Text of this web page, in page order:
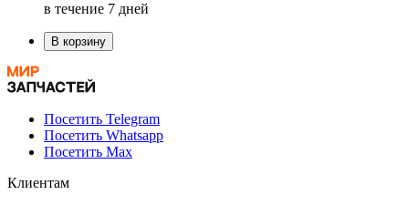
в течение 7 дней
В корзину
Посетить Telegram
Посетить Whatsapp
Посетить Max
Клиентам